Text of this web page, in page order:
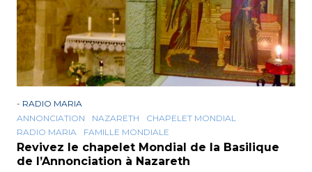
- RADIO MARIA
ANNONCIATION
NAZARETH
CHAPELET MONDIAL
RADIO MARIA
FAMILLE MONDIALE
Revivez le chapelet Mondial de la Basilique
de l’Annonciation à Nazareth